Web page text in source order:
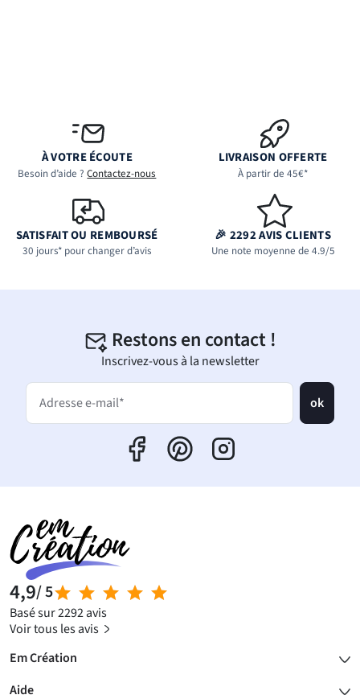
À VOTRE ÉCOUTE
Besoin d’aide ?Contactez-nous
LIVRAISON OFFERTE
À partir de 45€*
SATISFAIT OU REMBOURSÉ
30 jours* pour changer d’avis
🎉 2292 AVIS CLIENTS
Une note moyenne de 4.9/5
Restons en contact !
Inscrivez-vous à la newsletter
Adresse e-mail* ok
4,9/ 5
Basé sur 2292 avis
Voir tous les avis
Em Création
Aide